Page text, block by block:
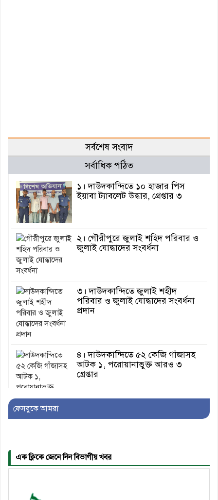
সর্বশেষ সংবাদ
সর্বাধিক পঠিত
১। দাউদকান্দিতে ১০ হাজার পিস
ইয়াবা ট্যাবলেট উদ্ধার, গ্রেপ্তার ৩
২। গৌরীপুরে জুলাই শহিদ পরিবার ও
জুলাই যোদ্ধাদের সংবর্ধনা
৩। দাউদকান্দিতে জুলাই শহীদ
পরিবার ও জুলাই যোদ্ধাদের সংবর্ধনা
প্রদান
৪। দাউদকান্দিতে ৫২ কেজি গাঁজাসহ
আটক ১, পরোয়ানাভুক্ত আরও ৩
গ্রেপ্তার
৫। মেঘনা উপজেলা বিএনপির নতুন
৬। জেলা পুলিশ সুপার থেকে সম্মাননা
পেলেন দাউদকান্দি মডেল থানার
ফেসবুকে আমরা
এক ক্লিকে জেনে নিন বিভাগীয় খবর